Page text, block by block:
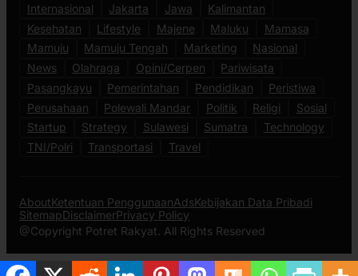
Internasional
Jakarta Jawa
Kalimantan
Kesehatan
Lifestyle Majene Maluku
Mamasa
Mamuju
Mamuju Tengah Marketing
Nasional
News
Olahraga Opini/Cerpen
Pariwisata
Pasangkayu
Pemerintahan Pendidikan
Peristiwa
Perusahaan
Polewali Mandar Politik Religi
Sosial
Startup
Strategy Sulawesi Sumatra
Technology
TNI/Polri
Transportasi Travel
AboutKetentuan PenggunaanAdsKebijakan Data Pribadi
SitemapDisclaimerPrivacy Policy
@Copyright Potret Rakyat. All Rights Reserved